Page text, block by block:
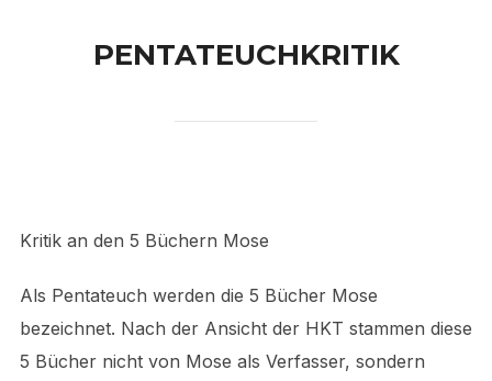
PENTATEUCHKRITIK
Kritik an den 5 Büchern Mose
Als Pentateuch werden die 5 Bücher Mose
bezeichnet. Nach der Ansicht der HKT stammen diese
5 Bücher nicht von Mose als Verfasser, sondern